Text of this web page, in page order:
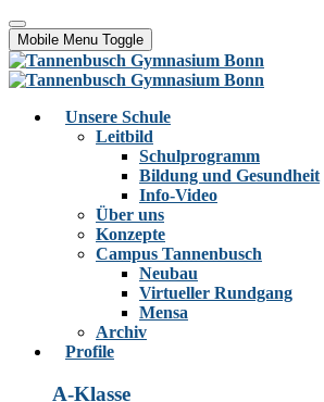
Mobile Menu Toggle
Unsere Schule
Leitbild
Schulprogramm
Bildung und Gesundheit
Info-Video
Über uns
Konzepte
Campus Tannenbusch
Neubau
Virtueller Rundgang
Mensa
Archiv
Profile
A-Klasse